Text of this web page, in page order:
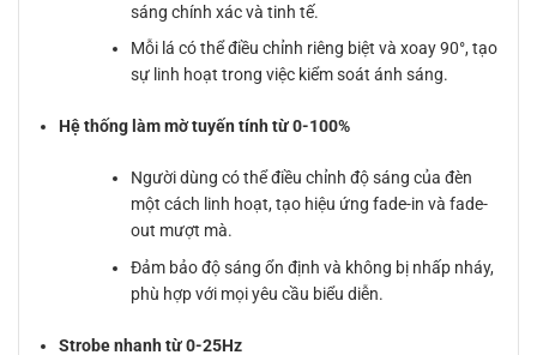
sáng chính xác và tinh tế.
Mỗi lá có thể điều chỉnh riêng biệt và xoay 90°, tạo
sự linh hoạt trong việc kiểm soát ánh sáng.
Hệ thống làm mờ tuyến tính từ 0-100%
Người dùng có thể điều chỉnh độ sáng của đèn
một cách linh hoạt, tạo hiệu ứng fade-in và fade-
out mượt mà.
Đảm bảo độ sáng ổn định và không bị nhấp nháy,
phù hợp với mọi yêu cầu biểu diễn.
Strobe nhanh từ 0-25Hz